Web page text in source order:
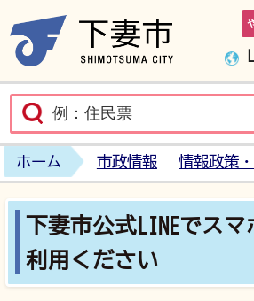
ホーム 市政情報 情報政策
下妻市公式LINEでス
利用ください